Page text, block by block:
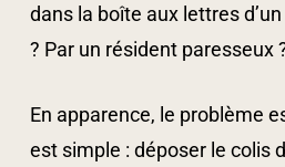
dans la boîte aux lettres
? Par un résident paresseux
En apparence, le problème
est simple : déposer le colis